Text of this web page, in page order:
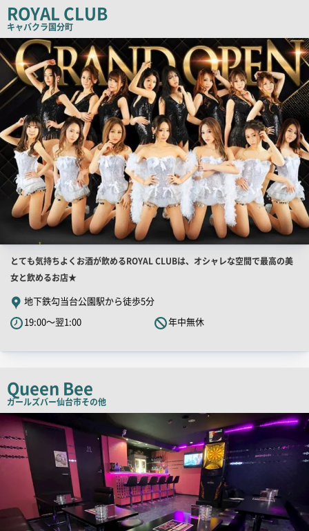
コ
ピ
ー
ROYAL CLUB
キャバクラ国分町
店
舗
PR
像
店
舗
PR
キ
ャ
ピ
ー
とても気持ちよくお酒が飲めるROYAL CLUBは、オシャレな空間で最高の美
女と飲めるお店★
地下鉄勾当台公園駅から徒歩5分
19:00～翌1:00
年中無休
Queen Bee
ガールズバー仙台市その他
店
舗
PR
画
像